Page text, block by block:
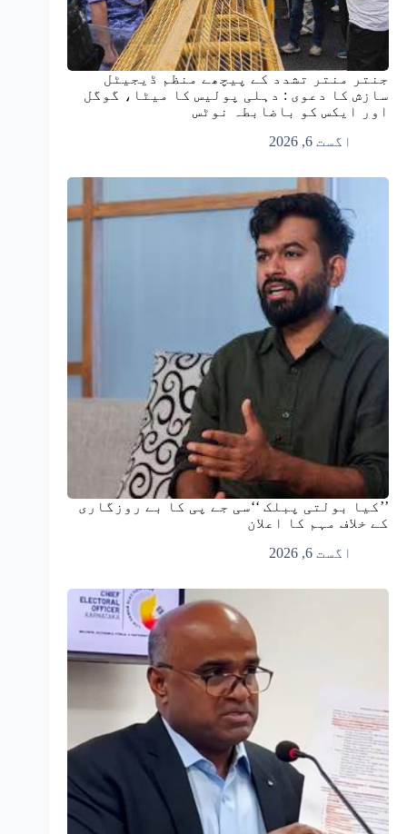
جنتر منتر تشدد کے پیچھے منظم ڈیجیٹل
سازش کا دعوی : دہلی پولیس کا میٹا، گوگل
اور ایکس کو باضابطہ نوٹس
اگست 6, 2026
’’کیا بولتی پبلک ‘‘سی جے پی کا بے روزگاری
کے خلاف مہم کا اعلان
اگست 6, 2026